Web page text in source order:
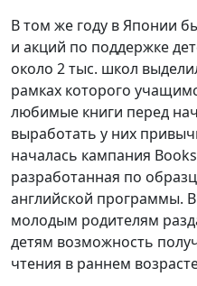
В том же году в Японии
и акций по поддержке
около 2 тыс. школ
рамках которого
любимые книги перед
выработать у них
началась кампания
разработанная по
английской программы. В
молодым родителям
детям возможность
чтения в раннем